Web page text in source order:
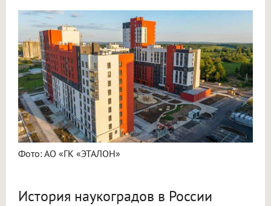
Фото: АО «ГК «ЭТАЛОН»
История наукоградов в России